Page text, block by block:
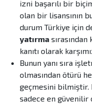
izni başarılı bir
olan bir lisansının
durum Türkiye için
yatırma
kanıtı olarak
Bunun yanı sıra
olmasından ötürü
geçmesini bilmiştir.
sadece en güvenilir